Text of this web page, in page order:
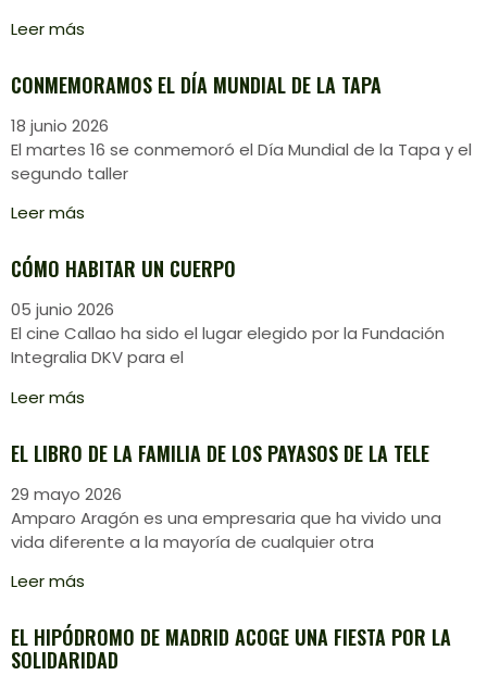
Leer más
CONMEMORAMOS EL DÍA MUNDIAL DE LA TAPA
18 junio 2026
El martes 16 se conmemoró el Día Mundial de la Tapa y el
segundo taller
Leer más
CÓMO HABITAR UN CUERPO
05 junio 2026
El cine Callao ha sido el lugar elegido por la Fundación
Integralia DKV para el
Leer más
EL LIBRO DE LA FAMILIA DE LOS PAYASOS DE LA TELE
29 mayo 2026
Amparo Aragón es una empresaria que ha vivido una
vida diferente a la mayoría de cualquier otra
Leer más
EL HIPÓDROMO DE MADRID ACOGE UNA FIESTA POR LA
SOLIDARIDAD